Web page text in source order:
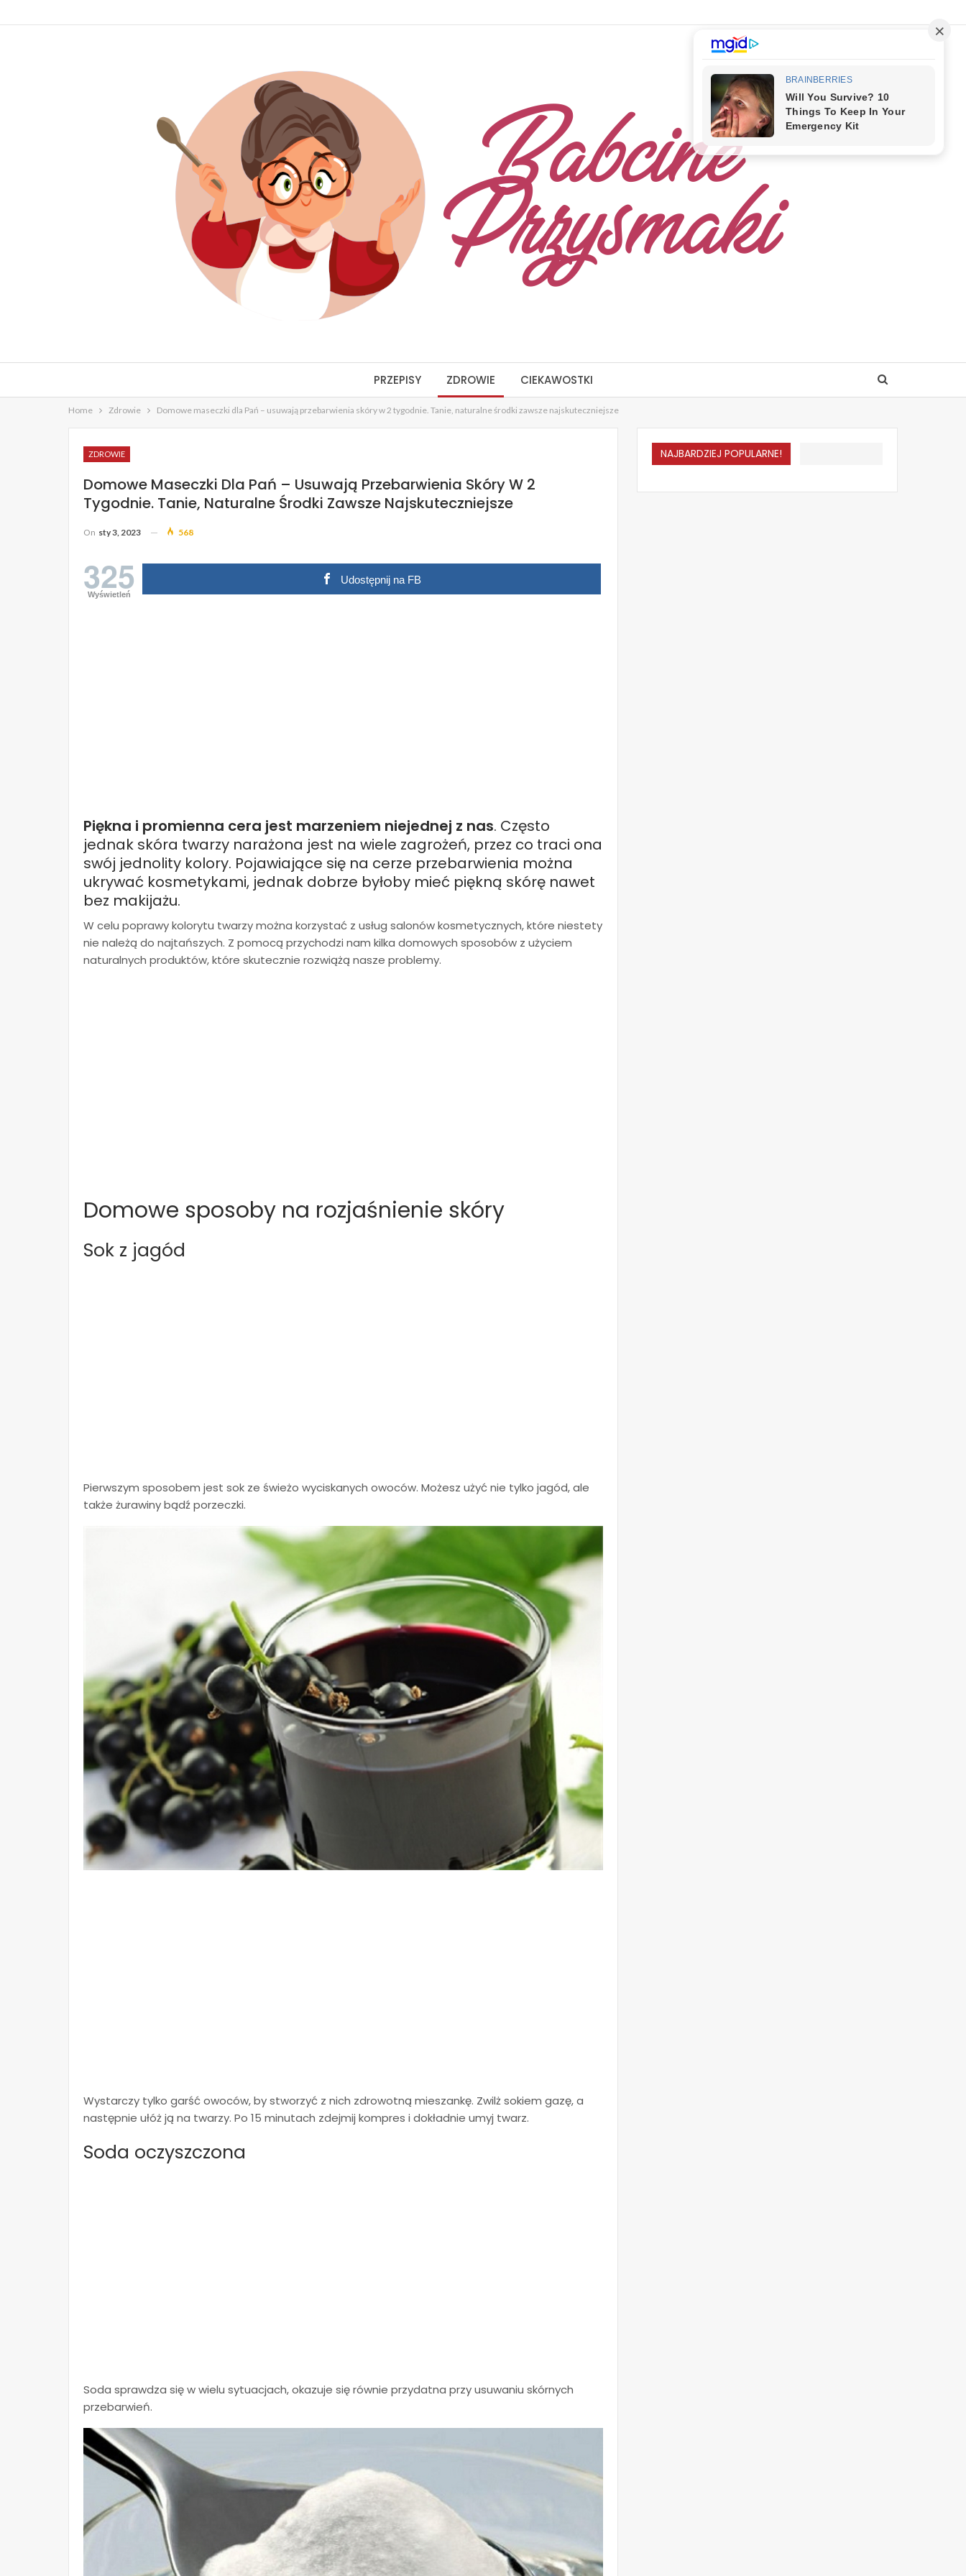
PRZEPISY ZDROWIE CIEKAWOSTKI
Home Zdrowie Domowe maseczki dla Pań – usuwają przebarwienia skóry w 2 tygodnie. Tanie, naturalne środki zawsze najskuteczniejsze
ZDROWIE
Domowe Maseczki Dla Pań – Usuwają Przebarwienia Skóry W 2
Tygodnie. Tanie, Naturalne Środki Zawsze Najskuteczniejsze
On sty 3, 2023 568
325
Wyświetleń
Udostępnij na FB
Piękna i promienna cera jest marzeniem niejednej z nas. Często
jednak skóra twarzy narażona jest na wiele zagrożeń, przez co traci ona
swój jednolity kolory. Pojawiające się na cerze przebarwienia można
ukrywać kosmetykami, jednak dobrze byłoby mieć piękną skórę nawet
bez makijażu.
W celu poprawy kolorytu twarzy można korzystać z usług salonów kosmetycznych, które niestety
nie należą do najtańszych. Z pomocą przychodzi nam kilka domowych sposobów z użyciem
naturalnych produktów, które skutecznie rozwiążą nasze problemy.
Domowe sposoby na rozjaśnienie skóry
Sok z jagód
Pierwszym sposobem jest sok ze świeżo wyciskanych owoców. Możesz użyć nie tylko jagód, ale
także żurawiny bądź porzeczki.
Wystarczy tylko garść owoców, by stworzyć z nich zdrowotną mieszankę. Zwilż sokiem gazę, a
następnie ułóż ją na twarzy. Po 15 minutach zdejmij kompres i dokładnie umyj twarz.
Soda oczyszczona
Soda sprawdza się w wielu sytuacjach, okazuje się równie przydatna przy usuwaniu skórnych
przebarwień.
NAJBARDZIEJ POPULARNE!